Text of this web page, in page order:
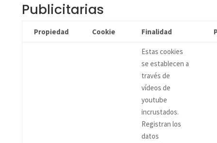
Publicitarias
Propiedad Cookie Finalidad
Estas cookies
se establecen a
través de
vídeos de
youtube
incrustados.
Registran los
datos